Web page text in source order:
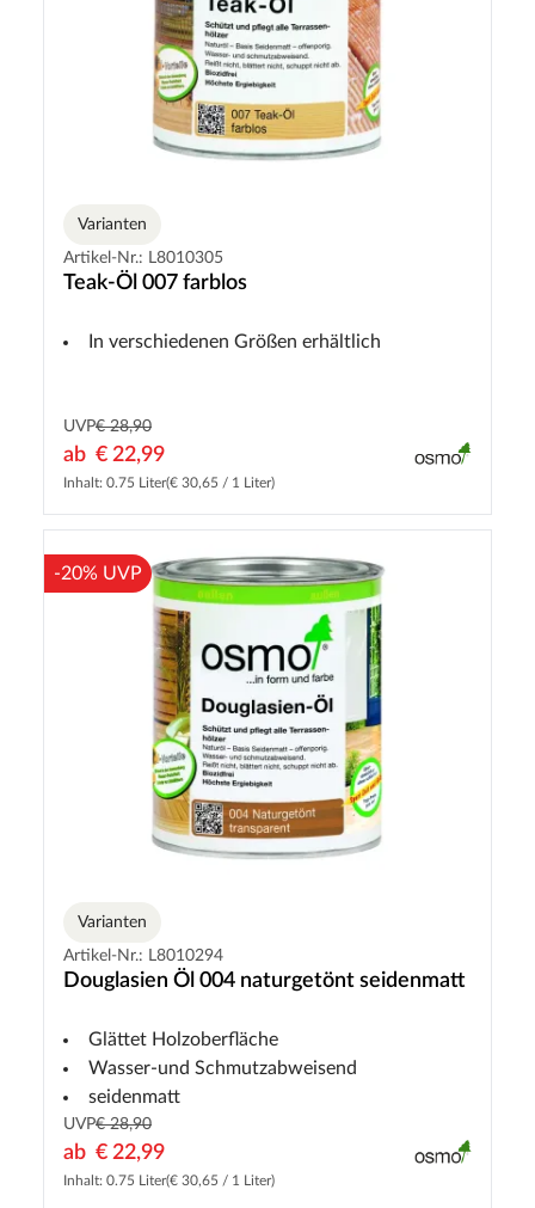
Varianten
Artikel-Nr.: L8010305
Teak-Öl 007 farblos
In verschiedenen Größen erhältlich
UVP€ 28,90
ab € 22,99
Inhalt: 0.75 Liter(€ 30,65 / 1 Liter)
-20% UVP
Varianten
Artikel-Nr.: L8010294
Douglasien Öl 004 naturgetönt seidenmatt
Glättet Holzoberfläche
Wasser-und Schmutzabweisend
seidenmatt
UVP€ 28,90
ab € 22,99
Inhalt: 0.75 Liter(€ 30,65 / 1 Liter)